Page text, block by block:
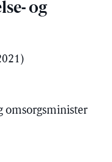
og
omsorgsminister